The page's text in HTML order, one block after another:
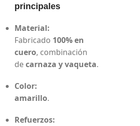
principales
Material:
Fabricado 100% en
cuero, combinación
decarnaza y vaqueta.
Color:
amarillo.
Refuerzos: